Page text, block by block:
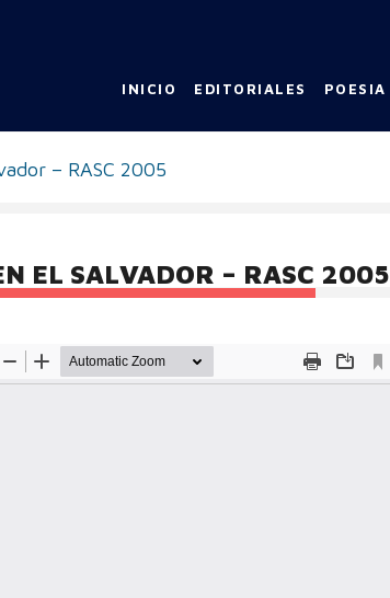
INICIO EDITORIALES POESIA
– RASC 2005
EL SALVADOR – RASC 2005